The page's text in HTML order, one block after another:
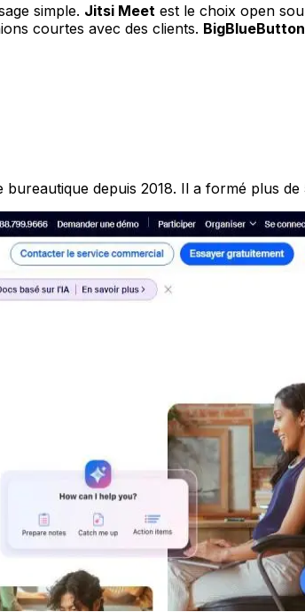
simple. Jitsi Meet est le choix open
courtes avec des clients. BigBlueButton
depuis 2018. Il a formé plus